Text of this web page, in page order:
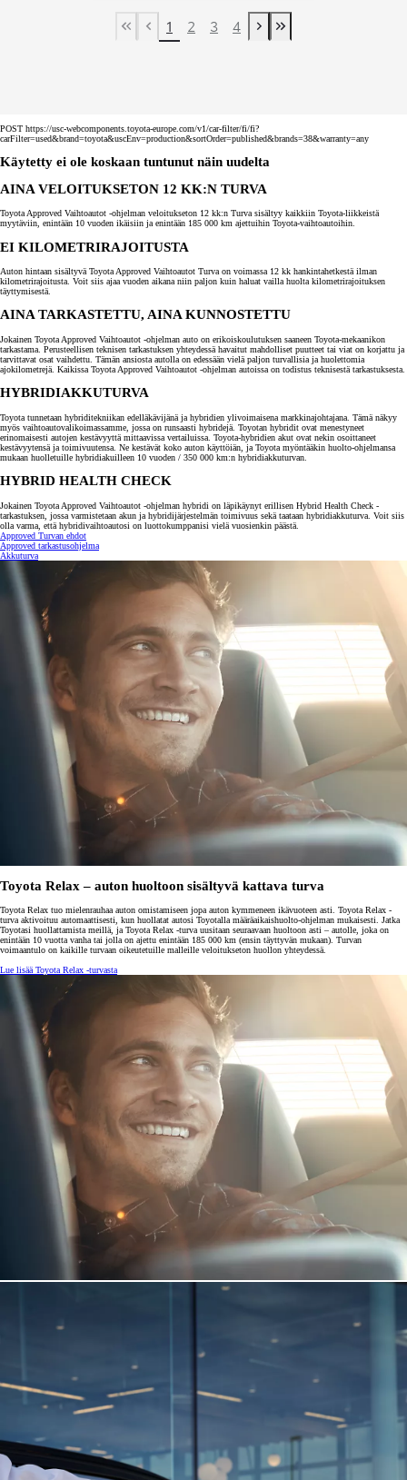
First Page
Previous page
1 2 3 4
Next page
Last Page
POST https://usc-webcomponents.toyota-europe.com/v1/car-filter/fi/fi?
carFilter=used&brand=toyota&uscEnv=production&sortOrder=published&brands=38&warranty=any
Käytetty ei ole koskaan tuntunut näin uudelta
AINA VELOITUKSETON 12 KK:N TURVA
Toyota Approved Vaihtoautot -ohjelman veloitukseton 12 kk:n Turva sisältyy kaikkiin Toyota-liikkeistä
myytäviin, enintään 10 vuoden ikäisiin ja enintään 185 000 km ajettuihin Toyota-vaihtoautoihin.
EI KILOMETRIRAJOITUSTA
Auton hintaan sisältyvä Toyota Approved Vaihtoautot Turva on voimassa 12 kk hankintahetkestä ilman
kilometrirajoitusta. Voit siis ajaa vuoden aikana niin paljon kuin haluat vailla huolta kilometrirajoituksen
täyttymisestä.
AINA TARKASTETTU, AINA KUNNOSTETTU
Jokainen Toyota Approved Vaihtoautot -ohjelman auto on erikoiskoulutuksen saaneen Toyota-mekaanikon
tarkastama. Perusteellisen teknisen tarkastuksen yhteydessä havaitut mahdolliset puutteet tai viat on korjattu ja
tarvittavat osat vaihdettu. Tämän ansiosta autolla on edessään vielä paljon turvallisia ja huolettomia
ajokilometrejä. Kaikissa Toyota Approved Vaihtoautot -ohjelman autoissa on todistus teknisestä tarkastuksesta.
HYBRIDIAKKUTURVA
Toyota tunnetaan hybriditekniikan edelläkävijänä ja hybridien ylivoimaisena markkinajohtajana. Tämä näkyy
myös vaihtoautovalikoimassamme, jossa on runsaasti hybridejä. Toyotan hybridit ovat menestyneet
erinomaisesti autojen kestävyyttä mittaavissa vertailuissa. Toyota-hybridien akut ovat nekin osoittaneet
kestävyytensä ja toimivuutensa. Ne kestävät koko auton käyttöiän, ja Toyota myöntääkin huolto-ohjelmansa
mukaan huolletuille hybridiakuilleen 10 vuoden / 350 000 km:n hybridiakkuturvan.
HYBRID HEALTH CHECK
Jokainen Toyota Approved Vaihtoautot -ohjelman hybridi on läpikäynyt erillisen Hybrid Health Check -
tarkastuksen, jossa varmistetaan akun ja hybridijärjestelmän toimivuus sekä taataan hybridiakkuturva. Voit siis
olla varma, että hybridivaihtoautosi on luottokumppanisi vielä vuosienkin päästä.
Approved Turvan ehdot
Approved tarkastusohjelma
Akkuturva
Toyota Relax – auton huoltoon sisältyvä kattava turva
Toyota Relax tuo mielenrauhaa auton omistamiseen jopa auton kymmeneen ikävuoteen asti. Toyota Relax -
turva aktivoituu automaattisesti, kun huollatat autosi Toyotalla määräaikaishuolto-ohjelman mukaisesti. Jatka
Toyotasi huollattamista meillä, ja Toyota Relax -turva uusitaan seuraavaan huoltoon asti – autolle, joka on
enintään 10 vuotta vanha tai jolla on ajettu enintään 185 000 km (ensin täyttyvän mukaan). Turvan
voimaantulo on kaikille turvaan oikeutetuille malleille veloitukseton huollon yhteydessä.
Lue lisää Toyota Relax -turvasta